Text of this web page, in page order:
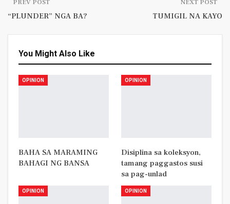
PREV POST
“PLUNDER” NGA BA?
NEXT POST
TUMIGIL NA KAYO
You Might Also Like
OPINION
BAHA SA MARAMING
BAHAGI NG BANSA
OPINION
Disiplina sa koleksyon,
tamang paggastos susi
sa pag-unlad
OPINION OPINION